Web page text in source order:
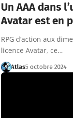
Un AAA dans
Avatar est en
RPG d’action aux
licence Avatar, ce…
Atlas5 octobre 2024